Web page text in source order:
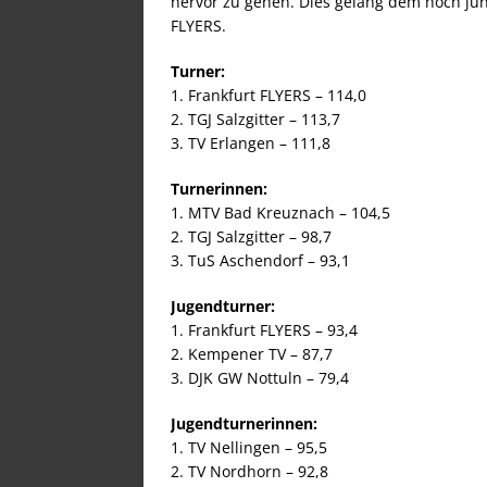
FLYERS.
Turner:
1. Frankfurt FLYERS – 114,0
2. TGJ Salzgitter – 113,7
3. TV Erlangen – 111,8
Turnerinnen:
1. MTV Bad Kreuznach – 104,5
2. TGJ Salzgitter – 98,7
3. TuS Aschendorf – 93,1
Jugendturner:
1. Frankfurt FLYERS – 93,4
2. Kempener TV – 87,7
3. DJK GW Nottuln – 79,4
Jugendturnerinnen:
1. TV Nellingen – 95,5
2. TV Nordhorn – 92,8